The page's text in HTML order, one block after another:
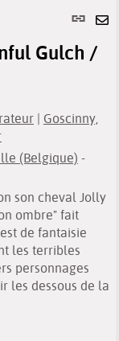
Lien
Gulch /
| Goscinny,
(Belgique) -
son cheval Jolly
ombre" fait
de fantaisie
les terribles
personnages
les dessous de la